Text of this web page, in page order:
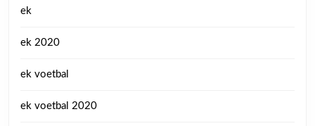
ek
ek 2020
ek voetbal
ek voetbal 2020